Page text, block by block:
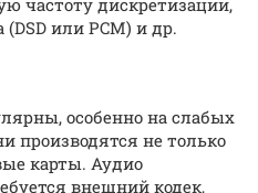
или PCM) и др.
особенно на слабых
производятся не только
карты. Аудио
внешний кодек,